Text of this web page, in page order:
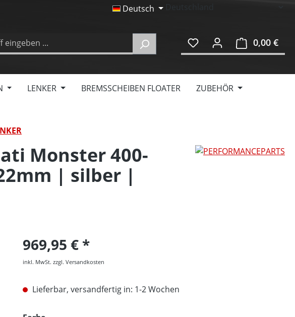
Deutsch
0,00 €
LENKER BREMSSCHEIBEN FLOATER ZUBEHÖR
Monster 400-
22mm | silber |
969,95 €
inkl. MwSt. zzgl. Versandkosten
Lieferbar, versandfertig in: 1-2 Wochen